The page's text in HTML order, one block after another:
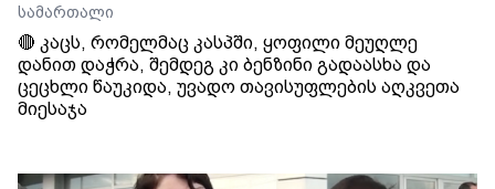
სამართალი
🔴 კაცს, რომელმაც კასპში, ყოფილი მეუღლე
დანით დაჭრა, შემდეგ კი ბენზინი გადაასხა და
ცეცხლი წაუკიდა, უვადო თავისუფლების აღკვეთა
მიესაჯა